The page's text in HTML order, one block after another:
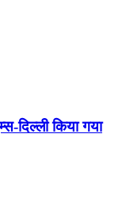
दिल्ली किया गया